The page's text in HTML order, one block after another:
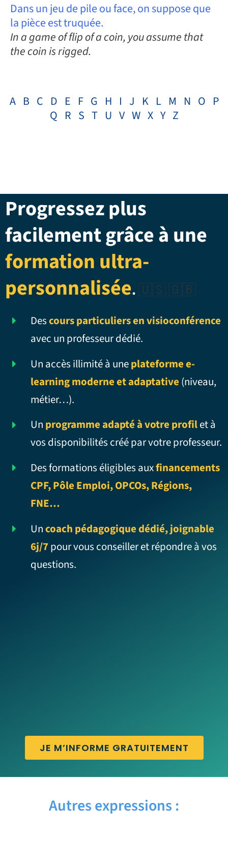
Dans un jeu de pile ou face, on suppose que
la pièce est truquée.
In a game of flip of a coin, you assume that
the coin is rigged.
A B C D E F G H I J K L M N O P
Q R S T U V W X Y Z
Progressez plus
facilement grâce à une
formation ultra-
personnalisée.🇺🇸 🇬🇧
Descours particuliers en visioconférence
avec un professeur dédié.
Un accès illimité à uneplateforme e-
learning moderne et adaptative (niveau,
métier…).
Un programme adapté à votre profilet à
vos disponibilités créé par votre professeur.
Des formations éligibles auxfinancements
CPF, Pôle Emploi, OPCOs, Régions,
FNE…
Uncoach pédagogique dédié, joignable
6j/7pour vous conseiller et répondre à vos
questions.
JE M’INFORME GRATUITEMENT
Autres expressions :